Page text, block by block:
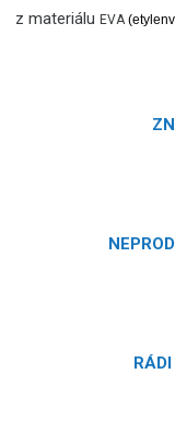
z materiáluEVA